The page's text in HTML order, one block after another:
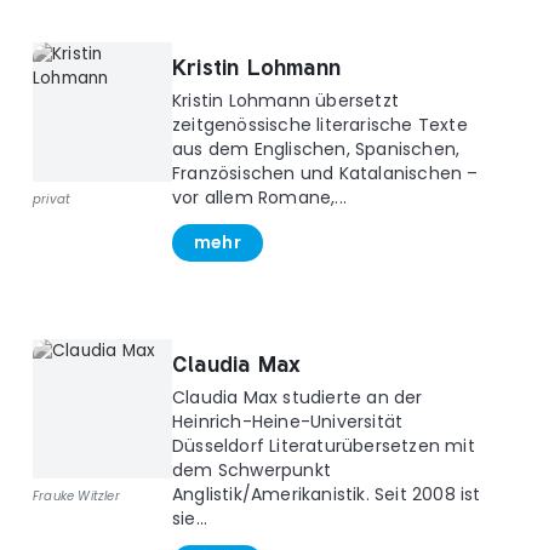
privat
Kristin Lohmann
Kristin Lohmann übersetzt
zeitgenössische literarische Texte
aus dem Englischen, Spanischen,
Französischen und Katalanischen –
vor allem Romane,...
mehr
Frauke Witzler
Claudia Max
Claudia Max studierte an der
Heinrich-Heine-Universität
Düsseldorf Literaturübersetzen mit
dem Schwerpunkt
Anglistik/Amerikanistik. Seit 2008 ist
sie...